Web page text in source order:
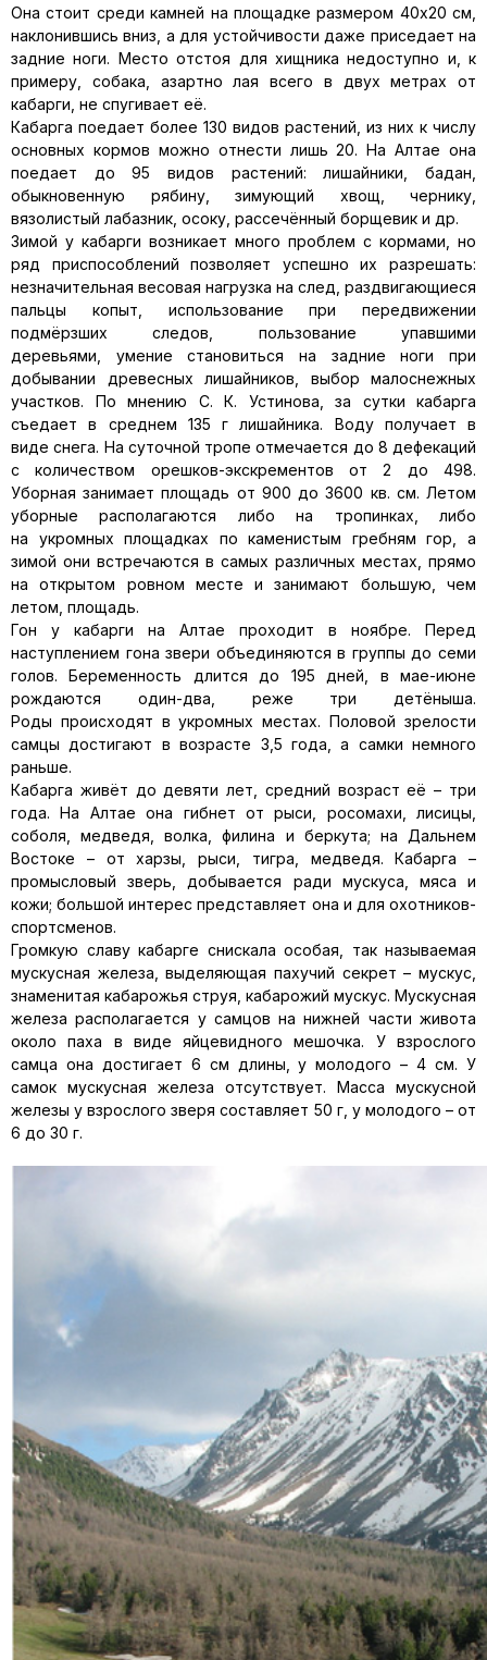
Она стоит среди камней на площадке размером 40х20 см,
наклонившись вниз, а для устойчивости даже приседает на
задние ноги. Место отстоя для хищника недоступно и, к
примеру, собака, азартно лая всего в двух метрах от
кабарги, не спугивает её.
Кабарга поедает более 130 видов растений, из них к числу
основных кормов можно отнести лишь 20. На Алтае она
поедает до 95 видов растений: лишайники, бадан,
обыкновенную рябину, зимующий хвощ, чернику,
вязолистый лабазник, осоку, рассечённый борщевик и др.
Зимой у кабарги возникает много проблем с кормами, но
ряд приспособлений позволяет успешно их разрешать:
незначительная весовая нагрузка на след, раздвигающиеся
пальцы копыт, использование при передвижении
подмёрзших следов, пользование упавшими
деревьями, умение становиться на задние ноги при
добывании древесных лишайников, выбор малоснежных
участков. По мнению С. К. Устинова, за сутки кабарга
съедает в среднем 135 г лишайника. Воду получает в
виде снега. На суточной тропе отмечается до 8 дефекаций
с количеством орешков-экскрементов от 2 до 498.
Уборная занимает площадь от 900 до 3600 кв. см. Летом
уборные располагаются либо на тропинках, либо
на укромных площадках по каменистым гребням гор, а
зимой они встречаются в самых различных местах, прямо
на открытом ровном месте и занимают большую, чем
летом, площадь.
Гон у кабарги на Алтае проходит в ноябре. Перед
наступлением гона звери объединяются в группы до семи
голов. Беременность длится до 195 дней, в мае-июне
рождаются один-два, реже три детёныша.
Роды происходят в укромных местах. Половой зрелости
самцы достигают в возрасте 3,5 года, а самки немного
раньше.
Кабарга живёт до девяти лет, средний возраст её – три
года. На Алтае она гибнет от рыси, росомахи, лисицы,
соболя, медведя, волка, филина и беркута; на Дальнем
Востоке – от харзы, рыси, тигра, медведя. Кабарга –
промысловый зверь, добывается ради мускуса, мяса и
кожи; большой интерес представляет она и для охотников-
спортсменов.
Громкую славу кабарге снискала особая, так называемая
мускусная железа, выделяющая пахучий секрет – мускус,
знаменитая кабарожья струя, кабарожий мускус. Мускусная
железа располагается у самцов на нижней части живота
около паха в виде яйцевидного мешочка. У взрослого
самца она достигает 6 см длины, у молодого – 4 см. У
самок мускусная железа отсутствует. Масса мускусной
железы у взрослого зверя составляет 50 г, у молодого – от
6 до 30 г.